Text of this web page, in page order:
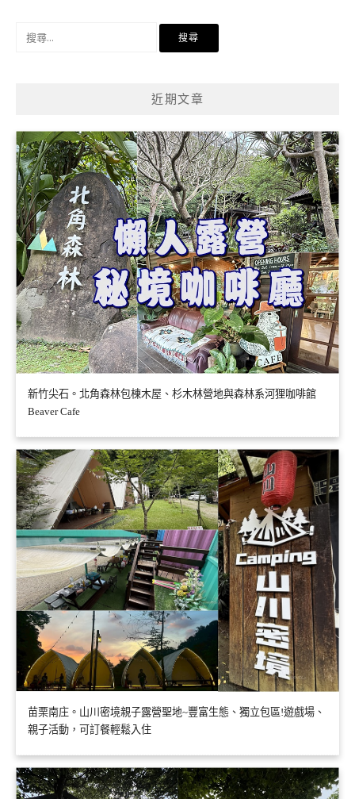
近期文章
新竹尖石。北角森林包棟木屋、杉木林營地與森林系河狸咖啡館
Beaver Cafe
苗栗南庄。山川密境親子露營聖地~豐富生態、獨立包區!遊戲場、
親子活動，可訂餐輕鬆入住